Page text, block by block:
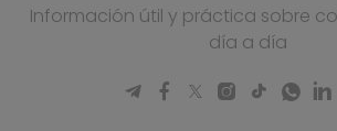
Información útil y práctica sobre
día a día